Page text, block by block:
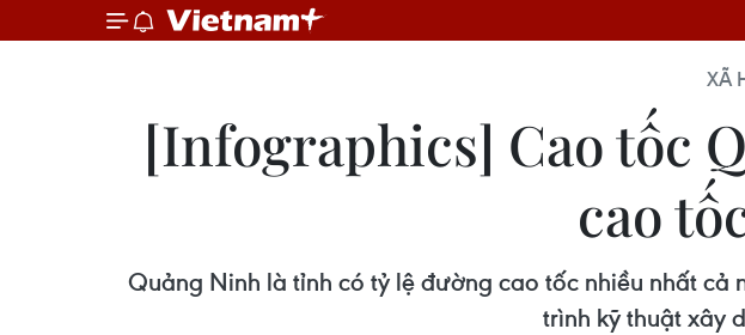
XÃ
[Infographics] Cao tốc
cao
Quảng Ninh là tỉnh có tỷ lệ đường cao tốc nhiều nhất
trình kỹ thuật xây